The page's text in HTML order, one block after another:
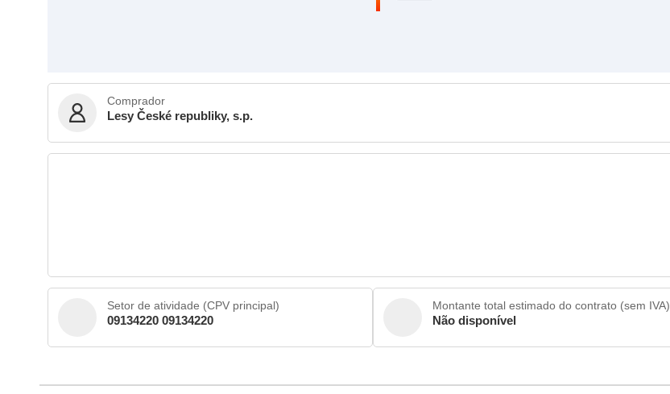
Comprador
Lesy České republiky, s.p.
Setor de atividade (CPV principal)
09134220 09134220
Montante total estimado do contrato (sem IVA)
Não disponível